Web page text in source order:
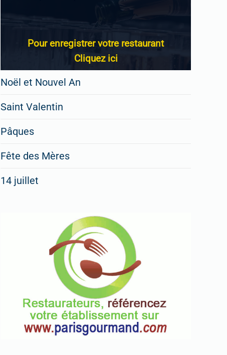
Pour enregistrer votre restaurant
Cliquez ici
Noël et Nouvel An
Saint Valentin
Pâques
Fête des Mères
14 juillet